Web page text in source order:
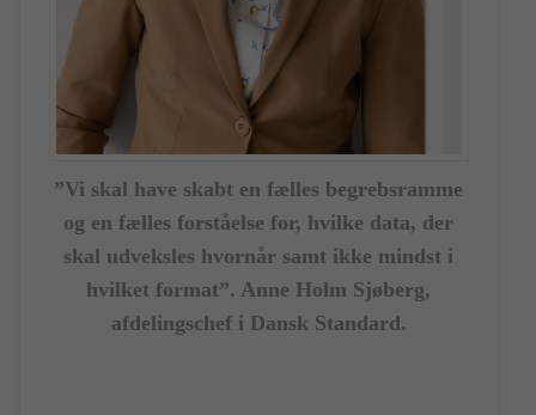
”Vi skal have skabt en fælles begrebsramme
og en fælles forståelse for, hvilke data, der
skal udveksles hvornår samt ikke mindst i
hvilket format”. Anne Holm Sjøberg,
afdelingschef i Dansk Standard.